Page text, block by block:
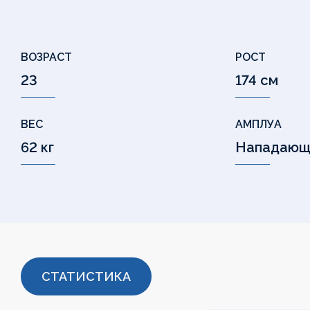
ВОЗРАСТ
23
РОСТ
174 см
ВЕС
62 кг
АМПЛУА
СТАТИСТИКА